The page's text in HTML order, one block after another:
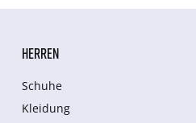
HERREN
Schuhe
Kleidung